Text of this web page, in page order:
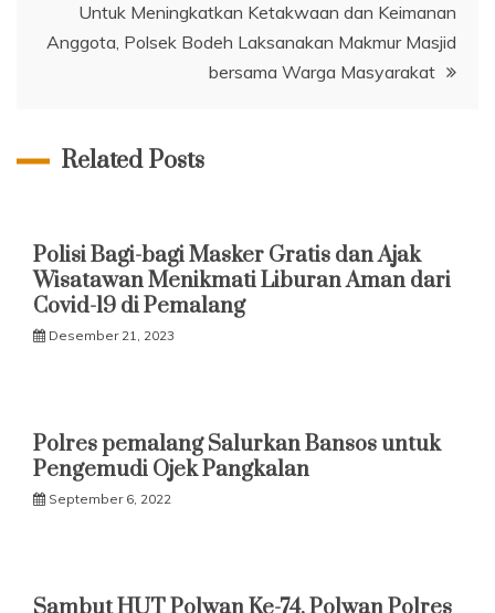
Untuk Meningkatkan Ketakwaan dan Keimanan
Anggota, Polsek Bodeh Laksanakan Makmur Masjid
bersama Warga Masyarakat
Related Posts
Polisi Bagi-bagi Masker Gratis dan Ajak
Wisatawan Menikmati Liburan Aman dari
Covid-19 di Pemalang
Desember 21, 2023
Polres pemalang Salurkan Bansos untuk
Pengemudi Ojek Pangkalan
September 6, 2022